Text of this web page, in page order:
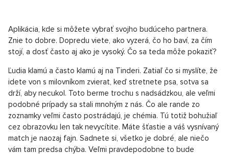
trošku out. V dvadsiatom prvom storočí predsa len nie je
úplne štandardné, aby sa ženy museli o muža biť a nezištne
mu podliezať. Ak show sledujete ako milovníci drám a bizáru,
ružičiek si naozaj nejaké rady beriete k srdcu, možno by bolo
lepšie skúsiť inú zábavu.
Tinder namiesto spriaznených duší?